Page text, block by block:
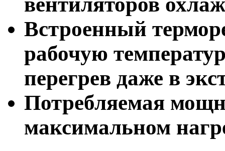
Встроенный
рабочую
перегрев даже в
Потребляемая
максимальном